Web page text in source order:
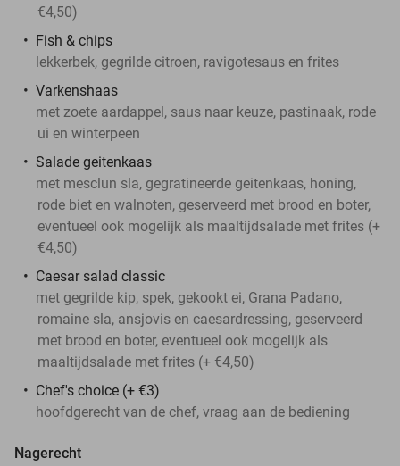
€4,50)
Fish & chips
lekkerbek, gegrilde citroen, ravigotesaus en frites
Varkenshaas
met zoete aardappel, saus naar keuze, pastinaak, rode
ui en winterpeen
Salade geitenkaas
met mesclun sla, gegratineerde geitenkaas, honing,
rode biet en walnoten, geserveerd met brood en boter,
eventueel ook mogelijk als maaltijdsalade met frites (+
€4,50)
Caesar salad classic
met gegrilde kip, spek, gekookt ei, Grana Padano,
romaine sla, ansjovis en caesardressing, geserveerd
met brood en boter, eventueel ook mogelijk als
maaltijdsalade met frites (+ €4,50)
Chef's choice (+ €3)
hoofdgerecht van de chef, vraag aan de bediening
Nagerecht